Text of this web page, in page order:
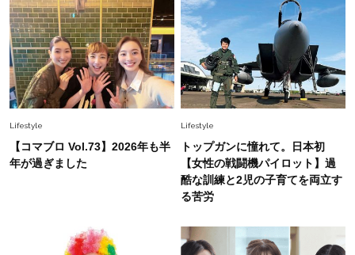
で即涼しげ＆上品見え〈3選〉
Fashion 2026.8.5
オシャレ40代の【ワンピ＆オールインワン】最
旬着こなし3選。地味見え回避のコツは「バッグ
選び」！
Fashion 2026.7.31
【40代のTシャツコーデ】超ビッグサイズ×きれ
いめハーフパンツでモードに昇華
Fashion
毎日忙しい40代が頼れる！無難に見えない【ひ
Lifestyle
【コマブロ Vol.73】2026年も半
年が過ぎました
Lifestyle
トップガンに憧れて。日本初
【女性の戦闘機パイロット】過
酷な訓練と2児の子育てを両立す
る苦労